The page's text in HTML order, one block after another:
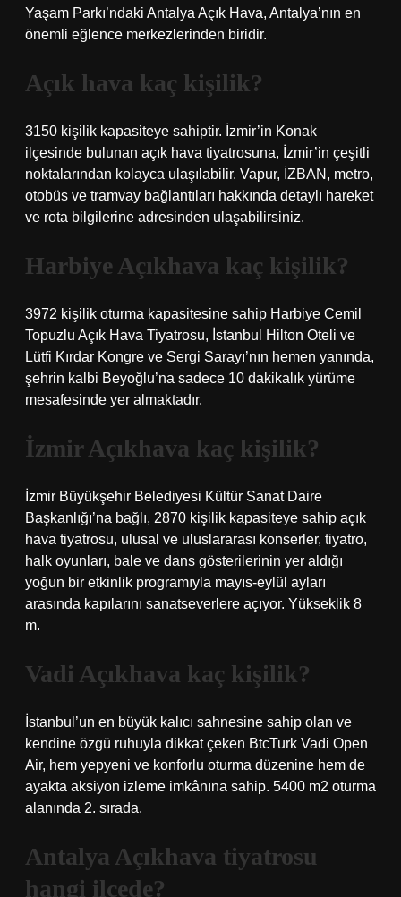
Yaşam Parkı’ndaki Antalya Açık Hava, Antalya’nın en
önemli eğlence merkezlerinden biridir.
Açık hava kaç kişilik?
3150 kişilik kapasiteye sahiptir. İzmir’in Konak
ilçesinde bulunan açık hava tiyatrosuna, İzmir’in çeşitli
noktalarından kolayca ulaşılabilir. Vapur, İZBAN, metro,
otobüs ve tramvay bağlantıları hakkında detaylı hareket
ve rota bilgilerine adresinden ulaşabilirsiniz.
Harbiye Açıkhava kaç kişilik?
3972 kişilik oturma kapasitesine sahip Harbiye Cemil
Topuzlu Açık Hava Tiyatrosu, İstanbul Hilton Oteli ve
Lütfi Kırdar Kongre ve Sergi Sarayı’nın hemen yanında,
şehrin kalbi Beyoğlu’na sadece 10 dakikalık yürüme
mesafesinde yer almaktadır.
İzmir Açıkhava kaç kişilik?
İzmir Büyükşehir Belediyesi Kültür Sanat Daire
Başkanlığı’na bağlı, 2870 kişilik kapasiteye sahip açık
hava tiyatrosu, ulusal ve uluslararası konserler, tiyatro,
halk oyunları, bale ve dans gösterilerinin yer aldığı
yoğun bir etkinlik programıyla mayıs-eylül ayları
arasında kapılarını sanatseverlere açıyor. Yükseklik 8
m.
Vadi Açıkhava kaç kişilik?
İstanbul’un en büyük kalıcı sahnesine sahip olan ve
kendine özgü ruhuyla dikkat çeken BtcTurk Vadi Open
Air, hem yepyeni ve konforlu oturma düzenine hem de
ayakta aksiyon izleme imkânına sahip. 5400 m2 oturma
alanında 2. sırada.
Antalya Açıkhava tiyatrosu
hangi ilçede?